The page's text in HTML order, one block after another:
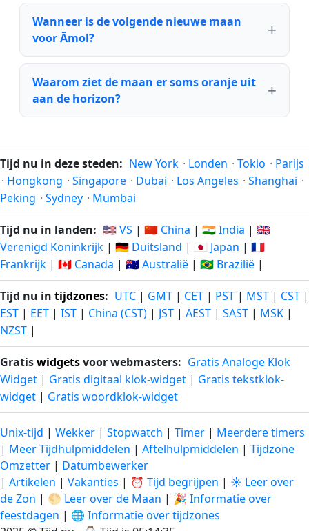
Wanneer is de volgende nieuwe maan
voor Āmol?
Waarom ziet de maan er soms oranje uit
aan de horizon?
Tijd nu in deze steden: New York · Londen · Tokio · Parijs
· Hongkong · Singapore · Dubai · Los Angeles · Shanghai ·
Peking · Sydney · Mumbai
Tijd nu in landen: 🇺🇸 VS | 🇨🇳 China | 🇮🇳 India | 🇬🇧
Verenigd Koninkrijk | 🇩🇪 Duitsland | 🇯🇵 Japan | 🇫🇷
Frankrijk | 🇨🇦 Canada | 🇦🇺 Australië | 🇧🇷 Brazilië |
Tijd nu in tijdzones: UTC | GMT | CET | PST | MST | CST |
EST | EET | IST | China (CST) | JST | AEST | SAST | MSK |
NZST |
Gratiswidgetsvoor webmasters: Gratis Analoge Klok
Widget | Gratis digitaal klok-widget | Gratis tekstklok-
widget | Gratis woordklok-widget
Unix-tijd | Wekker | Stopwatch | Timer | Meerdere timers
| Meer Tijdhulpmiddelen | Aftelhulpmiddelen | Tijdzone
Omzetter | Datumbewerker
| Artikelen | Vakanties | ⏰ Tijd begrijpen | ☀️ Leer over
de Zon | 🌕 Leer over de Maan | 🎉 Informatie over
feestdagen | 🌐 Informatie over tijdzones